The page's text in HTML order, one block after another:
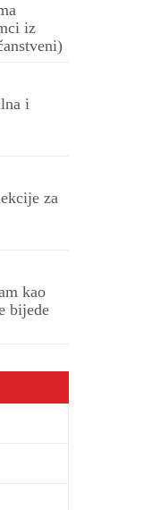
iz
i
za
kao
bijede